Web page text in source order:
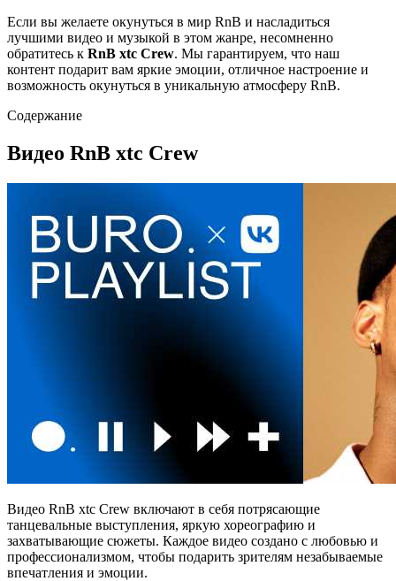
Если вы желаете окунуться в мир RnB и насладиться
лучшими видео и музыкой в этом жанре, несомненно
обратитесь к RnB xtc Crew. Мы гарантируем, что наш
контент подарит вам яркие эмоции, отличное настроение и
возможность окунуться в уникальную атмосферу RnB.
Содержание
Видео RnB xtc Crew
Видео RnB xtc Crew включают в себя потрясающие
танцевальные выступления, яркую хореографию и
захватывающие сюжеты. Каждое видео создано с любовью и
профессионализмом, чтобы подарить зрителям незабываемые
впечатления и эмоции.